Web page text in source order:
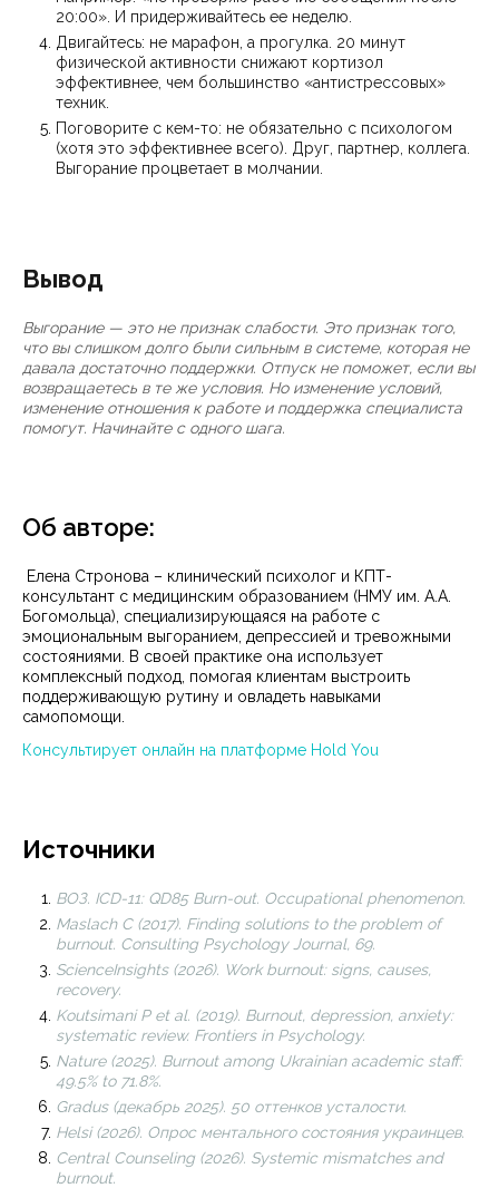
20:00». И придерживайтесь ее неделю.
Двигайтесь: не марафон, а прогулка. 20 минут
физической активности снижают кортизол
эффективнее, чем большинство «антистрессовых»
техник.
Поговорите с кем-то: не обязательно с психологом
(хотя это эффективнее всего). Друг, партнер, коллега.
Выгорание процветает в молчании.
Вывод
Выгорание — это не признак слабости. Это признак того,
что вы слишком долго были сильным в системе, которая не
давала достаточно поддержки. Отпуск не поможет, если вы
возвращаетесь в те же условия. Но изменение условий,
изменение отношения к работе и поддержка специалиста
помогут. Начинайте с одного шага.
Об авторе:
Елена Стронова – клинический психолог и КПТ-
консультант с медицинским образованием (НМУ им. А.А.
Богомольца), специализирующаяся на работе с
эмоциональным выгоранием, депрессией и тревожными
состояниями. В своей практике она использует
комплексный подход, помогая клиентам выстроить
поддерживающую рутину и овладеть навыками
самопомощи.
Консультирует онлайн на платформе Hold You
Источники
ВОЗ. ICD-11: QD85 Burn-out. Occupational phenomenon.
Maslach C (2017). Finding solutions to the problem of
burnout. Consulting Psychology Journal, 69.
ScienceInsights (2026). Work burnout: signs, causes,
recovery.
Koutsimani P et al. (2019). Burnout, depression, anxiety:
systematic review. Frontiers in Psychology.
Nature (2025). Burnout among Ukrainian academic staff:
49.5% to 71.8%.
Gradus (декабрь 2025). 50 оттенков усталости.
Helsi (2026). Опрос ментального состояния украинцев.
Central Counseling (2026). Systemic mismatches and
burnout.